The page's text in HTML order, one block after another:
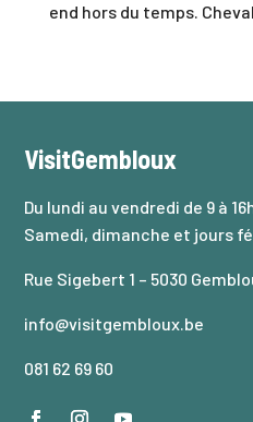
end hors du temps.
VisitGembloux
Du lundi au vendredi de 9 à
Samedi, dimanche et jours
Rue Sigebert 1 – 5030
info@visitgembloux.be
081 62 69 60